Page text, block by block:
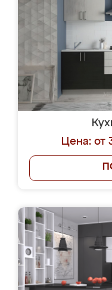
Цена: от